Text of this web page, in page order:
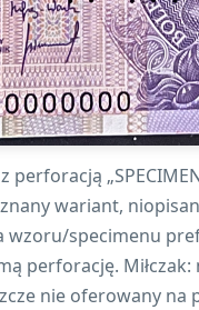
wariant,
specimenu
perforację.
nie oferowany na